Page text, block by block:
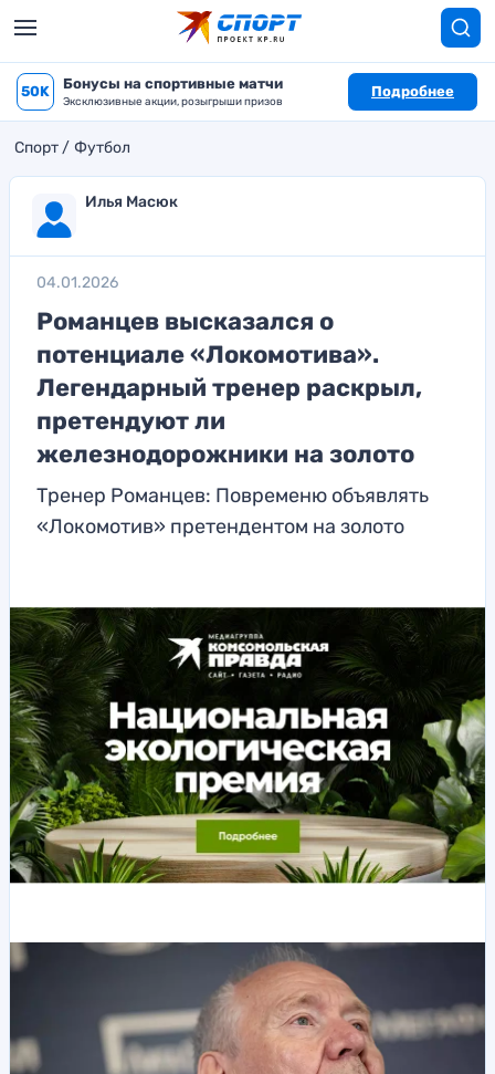
50K Бонусы на спортивные матчи
Эксклюзивные акции, розыгрыши призов
Подробнее
Спорт Футбол
Илья Масюк
04.01.2026
Романцев высказался о
потенциале «Локомотива».
Легендарный тренер раскрыл,
претендуют ли
железнодорожники на золото
Тренер Романцев: Повременю объявлять
«Локомотив» претендентом на золото